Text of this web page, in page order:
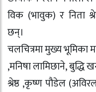
विक (भावुक) र निता
छन्।
चलचित्रमा मुख्य भूमिका
,मनिषा लामिछाने, बुद्धि
श्रेष्ठ ,कृष्ण पौडेल